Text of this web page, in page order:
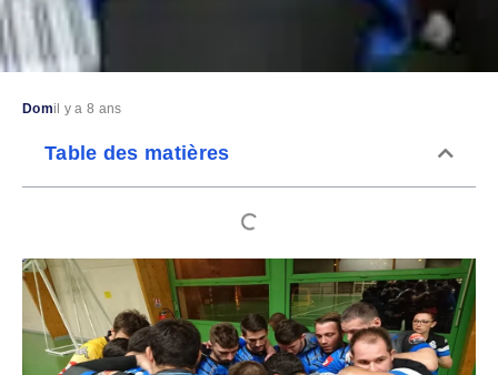
Domil y a 8 ans
Table des matières